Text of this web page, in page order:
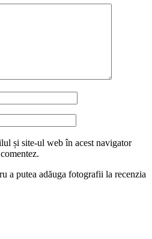
și site-ul web în acest navigator
a putea adăuga fotografii la recenzia